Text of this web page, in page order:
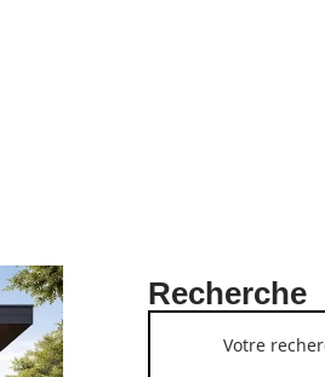
Recherche